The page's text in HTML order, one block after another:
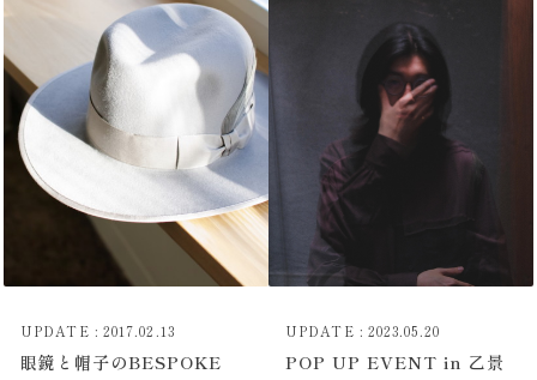
UPDATE : 2017.02.13
眼鏡と帽子のBESPOKE
UPDATE : 2023.05.20
POP UP EVENT in 乙景